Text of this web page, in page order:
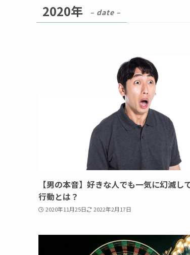
2020年 – date –
【男の本音】好きな人でも一気に幻滅し
行動とは？
2020年11月25日 2022年2月17日